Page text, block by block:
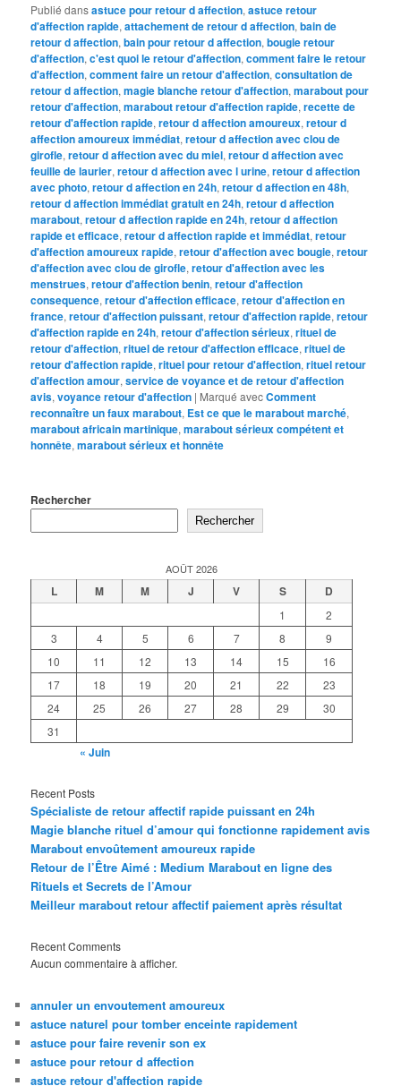
Publié dansastuce pour retour d affection,astuce retour
d'affection rapide,attachement de retour d affection,bain de
retour d affection,bain pour retour d affection,bougie retour
d'affection,c'est quoi le retour d'affection,comment faire le retour
d'affection,comment faire un retour d'affection,consultation de
retour d affection,magie blanche retour d'affection,marabout pour
retour d'affection,marabout retour d'affection rapide,recette de
retour d'affection rapide,retour d affection amoureux,retour d
affection amoureux immédiat,retour d affection avec clou de
girofle,retour d affection avec du miel,retour d affection avec
feuille de laurier,retour d affection avec l urine,retour d affection
avec photo,retour d affection en 24h,retour d affection en 48h,
retour d affection immédiat gratuit en 24h,retour d affection
marabout,retour d affection rapide en 24h,retour d affection
rapide et efficace,retour d affection rapide et immédiat,retour
d'affection amoureux rapide,retour d'affection avec bougie,retour
d'affection avec clou de girofle,retour d'affection avec les
menstrues,retour d'affection benin,retour d'affection
consequence,retour d'affection efficace,retour d'affection en
france,retour d'affection puissant,retour d'affection rapide,retour
d'affection rapide en 24h,retour d'affection sérieux,rituel de
retour d'affection,rituel de retour d'affection efficace,rituel de
retour d'affection rapide,rituel pour retour d'affection,rituel retour
d'affection amour,service de voyance et de retour d'affection
avis,voyance retour d'affection | Marqué avecComment
reconnaître un faux marabout, Est ce que le marabout marché,
marabout africain martinique,marabout sérieux compétent et
honnête,marabout sérieux et honnête
Rechercher
Rechercher
AOÛT 2026
L M M J V S D
1
2
3
4 5 6 7 8
9
10
11 12 13 14 15
16
17
18 19 20 21 22
23
24
25 26 27 28 29
30
31
« Juin
Recent Posts
Spécialiste de retour affectif rapide puissant en 24h
Magie blanche rituel d’amour qui fonctionne rapidement avis
Marabout envoûtement amoureux rapide
Retour de l’Être Aimé : Medium Marabout en ligne des
Rituels et Secrets de l’Amour
Meilleur marabout retour affectif paiement après résultat
Recent Comments
Aucun commentaire à afficher.
annuler un envoutement amoureux
astuce naturel pour tomber enceinte rapidement
astuce pour faire revenir son ex
astuce pour retour d affection
astuce retour d'affection rapide